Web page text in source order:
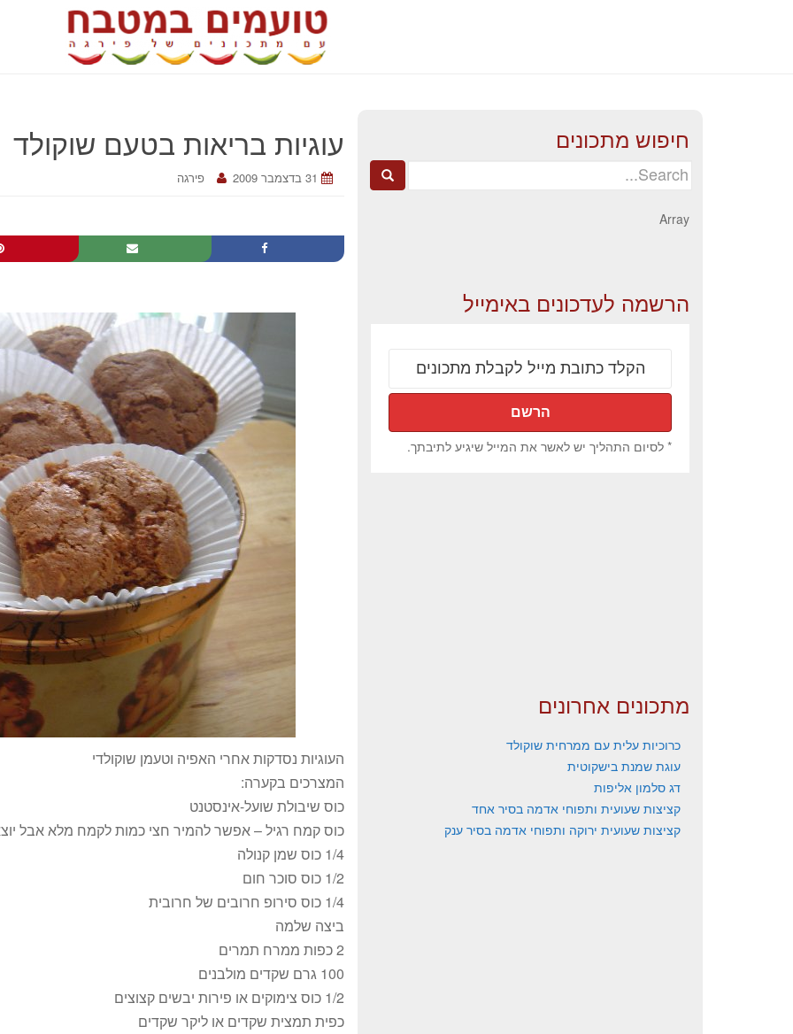
עוגיות בריאות בטעם שוקולד
31 בדצמבר 2009 פירגה
העוגיות נסדקות אחרי האפיה וטעמן שוקולדי
המצרכים בקערה:
כוס שיבולת שועל-אינסטנט
כוס קמח רגיל – אפשר להמיר חצי כמות לקמח מלא אבל
1/4 כוס שמן קנולה
1/2 כוס סוכר חום
1/4 כוס סירופ חרובים של חרובית
ביצה שלמה
2 כפות ממרח תמרים
100 גרם שקדים מולבנים
1/2 כוס צימוקים או פירות יבשים קצוצים
כפית תמצית שקדים או ליקר שקדים
חיפוש מתכונים
Search
Array
הרשמה לעדכונים באימייל
* לסיום התהליך יש לאשר את המייל שיגיע לתיבתך.
מתכונים אחרונים
כרוכיות עלית עם ממרחית שוקולד
עוגת שמנת בישקוטית
דג סלמון אליפות
קציצות שעועית ותפוחי אדמה בסיר אחד
קציצות שעועית ירוקה ותפוחי אדמה בסיר ענק